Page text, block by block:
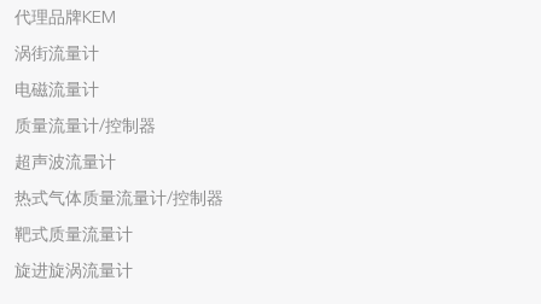
代理品牌KEM
涡街流量计
电磁流量计
质量流量计/控制器
超声波流量计
热式气体质量流量计/控制器
靶式质量流量计
旋进旋涡流量计